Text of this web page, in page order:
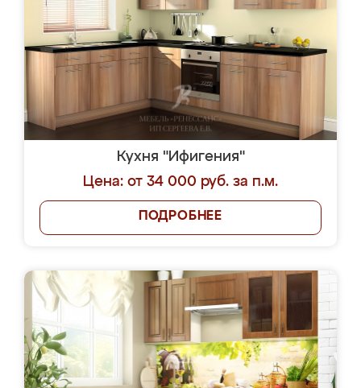
Кухня "Ифигения"
Цена: от 34 000 руб. за п.м.
ПОДРОБНЕЕ